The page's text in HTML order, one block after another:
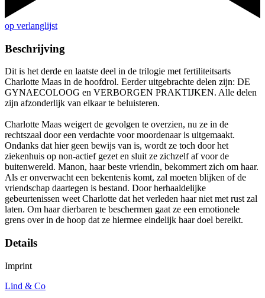
op verlanglijst
Beschrijving
Dit is het derde en laatste deel in de trilogie met fertiliteitsarts
Charlotte Maas in de hoofdrol. Eerder uitgebrachte delen zijn: DE
GYNAECOLOOG en VERBORGEN PRAKTIJKEN. Alle delen
zijn afzonderlijk van elkaar te beluisteren.
Charlotte Maas weigert de gevolgen te overzien, nu ze in de
rechtszaal door een verdachte voor moordenaar is uitgemaakt.
Ondanks dat hier geen bewijs van is, wordt ze toch door het
ziekenhuis op non-actief gezet en sluit ze zichzelf af voor de
buitenwereld. Manon, haar beste vriendin, bekommert zich om haar.
Als er onverwacht een bekentenis komt, zal moeten blijken of de
vriendschap daartegen is bestand. Door herhaaldelijke
gebeurtenissen weet Charlotte dat het verleden haar niet met rust zal
laten. Om haar dierbaren te beschermen gaat ze een emotionele
grens over in de hoop dat ze hiermee eindelijk haar doel bereikt.
Details
Imprint
Lind & Co